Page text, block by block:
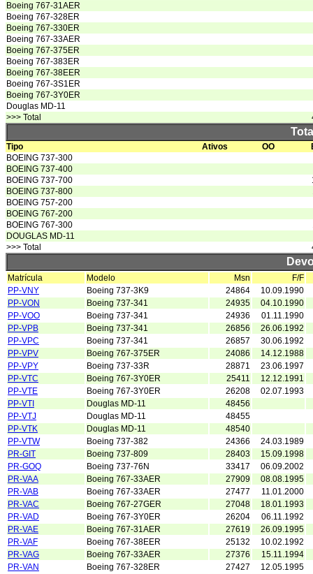
Boeing 767-31AER
Boeing 767-328ER
Boeing 767-330ER
Boeing 767-33AER
Boeing 767-375ER
Boeing 767-383ER
Boeing 767-38EER
Boeing 767-3S1ER
Boeing 767-3Y0ER
Douglas MD-11
>>> Total
Tipo Ativos OO
BOEING 737-300
BOEING 737-400
BOEING 737-700
BOEING 737-800
BOEING 757-200
BOEING 767-200
BOEING 767-300
DOUGLAS MD-11
>>> Total
Matrícula Modelo Msn
F/F
PP-VNY
Boeing 737-3K9 24864
10.09.1990
PP-VON
Boeing 737-341 24935
04.10.1990
PP-VOO
Boeing 737-341 24936
01.11.1990
PP-VPB
Boeing 737-341 26856
26.06.1992
PP-VPC
Boeing 737-341 26857
30.06.1992
PP-VPV
Boeing 767-375ER 24086
14.12.1988
PP-VPY
Boeing 737-33R 28871
23.06.1997
PP-VTC
Boeing 767-3Y0ER 25411
12.12.1991
PP-VTE
Boeing 767-3Y0ER 26208
02.07.1993
PP-VTI
Douglas MD-11
48456
PP-VTJ
Douglas MD-11
48455
PP-VTK
Douglas MD-11
48540
PP-VTW
Boeing 737-382 24366
24.03.1989
PR-GIT
Boeing 737-809 28403
15.09.1998
PR-GOQ
Boeing 737-76N 33417
06.09.2002
PR-VAA
Boeing 767-33AER 27909
08.08.1995
PR-VAB
Boeing 767-33AER 27477
11.01.2000
PR-VAC
Boeing 767-27GER 27048
18.01.1993
PR-VAD
Boeing 767-3Y0ER 26204
06.11.1992
PR-VAE
Boeing 767-31AER 27619
26.09.1995
PR-VAF
Boeing 767-38EER 25132
10.02.1992
PR-VAG
Boeing 767-33AER 27376
15.11.1994
PR-VAN
Boeing 767-328ER 27427
12.05.1995